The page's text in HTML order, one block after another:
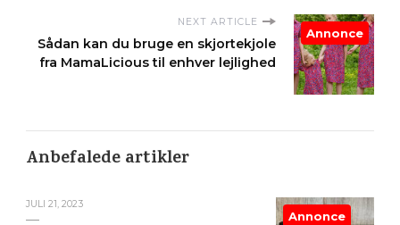
NEXT ARTICLE
Sådan kan du bruge en skjortekjole
fra MamaLicious til enhver lejlighed
Annonce
Anbefalede artikler
JULI 21, 2023
Annonce